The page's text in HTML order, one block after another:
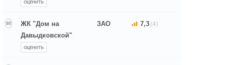
ОЦЕНИТЬ
80
ЖК "Дом на
Давыдковской"
ОЦЕНИТЬ
ЗАО 7,3 (4)